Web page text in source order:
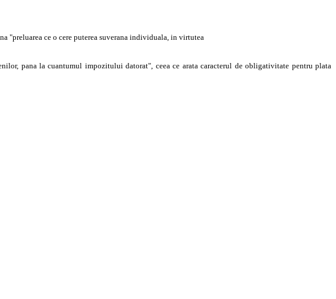
"preluarea ce o cere puterea suverana individuala, in virtutea
pana la cuantumul impozitului datorat", ceea ce arata caracterul de obligativitate pentru plata